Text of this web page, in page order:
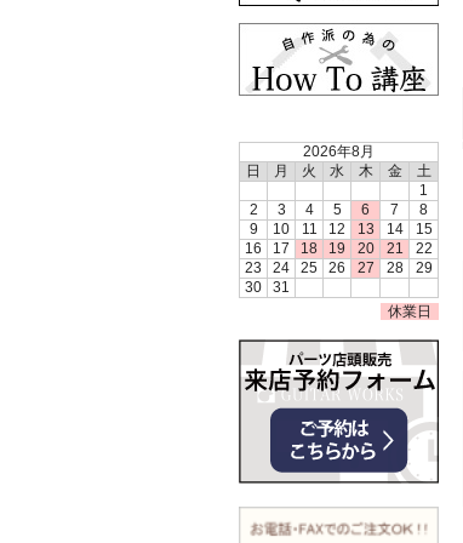
2026年8月
日
月 火 水 木 金
土
1
2
3 4 5 6 7
8
9
10 11 12 13 14
15
16
17 18 19 20 21
22
23
24 25 26 27 28
29
30
31
休業日